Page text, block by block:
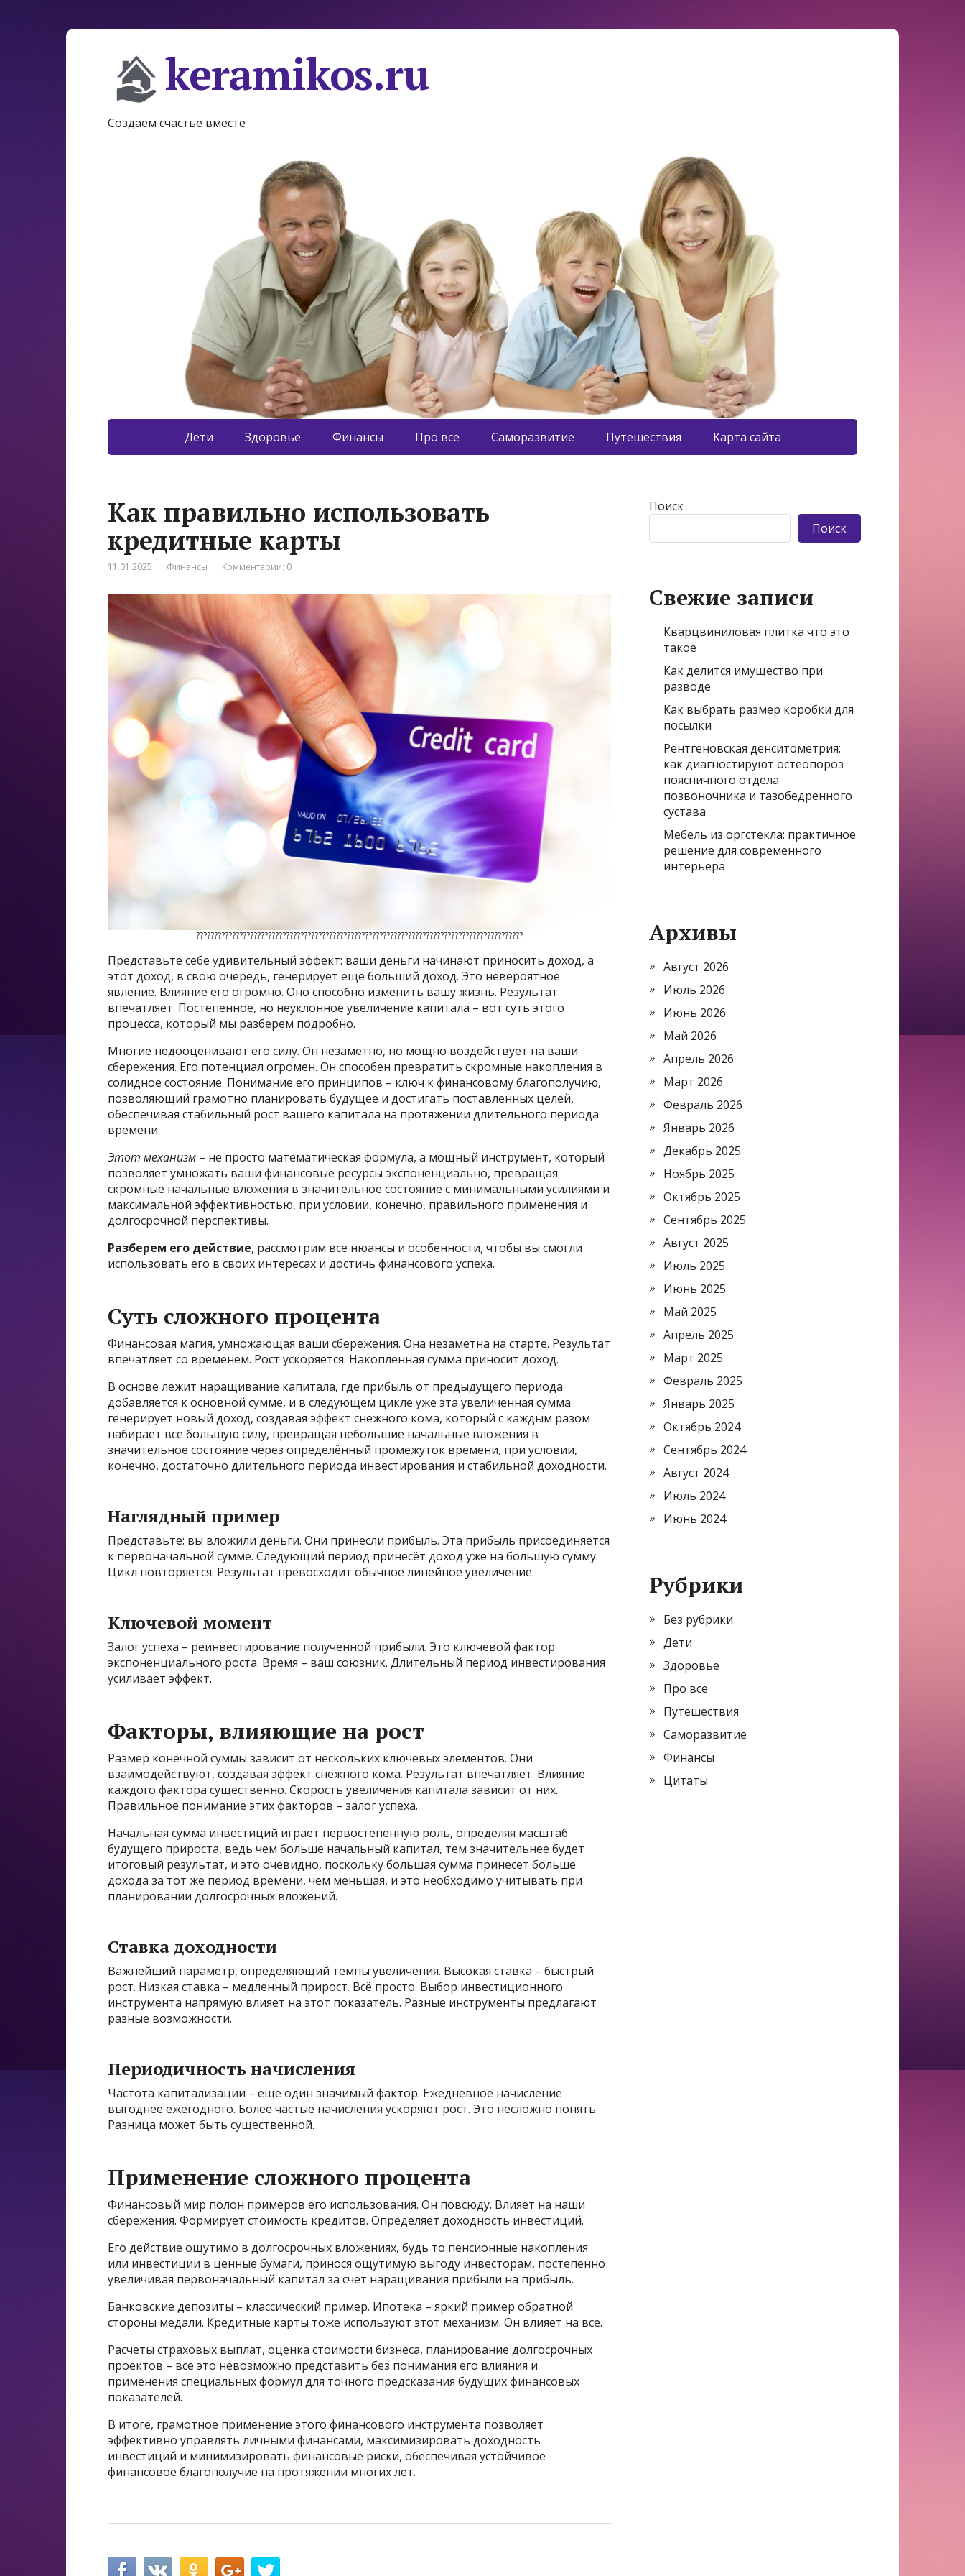
keramikos.ru
Создаем счастье вместе
Дети Здоровье Финансы Про все Саморазвитие Путешествия Карта сайта
Как правильно использовать
кредитные карты
11.01.2025 Финансы Комментарии: 0
???????????????????????????????????????????????????????????????????????????????????????????
Представьте себе удивительный эффект: ваши деньги начинают приносить доход, а
этот доход, в свою очередь, генерирует ещё больший доход. Это невероятное
явление. Влияние его огромно. Оно способно изменить вашу жизнь. Результат
впечатляет. Постепенное, но неуклонное увеличение капитала – вот суть этого
процесса, который мы разберем подробно.
Многие недооценивают его силу. Он незаметно, но мощно воздействует на ваши
сбережения. Его потенциал огромен. Он способен превратить скромные накопления в
солидное состояние. Понимание его принципов – ключ к финансовому благополучию,
позволяющий грамотно планировать будущее и достигать поставленных целей,
обеспечивая стабильный рост вашего капитала на протяжении длительного периода
времени.
Этот механизм – не просто математическая формула, а мощный инструмент, который
позволяет умножать ваши финансовые ресурсы экспоненциально, превращая
скромные начальные вложения в значительное состояние с минимальными усилиями и
максимальной эффективностью, при условии, конечно, правильного применения и
долгосрочной перспективы.
Разберем его действие, рассмотрим все нюансы и особенности, чтобы вы смогли
использовать его в своих интересах и достичь финансового успеха.
Суть сложного процента
Финансовая магия, умножающая ваши сбережения. Она незаметна на старте. Результат
впечатляет со временем. Рост ускоряется. Накопленная сумма приносит доход.
В основе лежит наращивание капитала, где прибыль от предыдущего периода
добавляется к основной сумме, и в следующем цикле уже эта увеличенная сумма
генерирует новый доход, создавая эффект снежного кома, который с каждым разом
набирает всё большую силу, превращая небольшие начальные вложения в
значительное состояние через определённый промежуток времени, при условии,
конечно, достаточно длительного периода инвестирования и стабильной доходности.
Наглядный пример
Представьте: вы вложили деньги. Они принесли прибыль. Эта прибыль присоединяется
к первоначальной сумме. Следующий период принесёт доход уже на большую сумму.
Цикл повторяется. Результат превосходит обычное линейное увеличение.
Ключевой момент
Залог успеха – реинвестирование полученной прибыли. Это ключевой фактор
экспоненциального роста. Время – ваш союзник. Длительный период инвестирования
усиливает эффект.
Факторы, влияющие на рост
Размер конечной суммы зависит от нескольких ключевых элементов. Они
взаимодействуют, создавая эффект снежного кома. Результат впечатляет. Влияние
каждого фактора существенно. Скорость увеличения капитала зависит от них.
Правильное понимание этих факторов – залог успеха.
Начальная сумма инвестиций играет первостепенную роль, определяя масштаб
будущего прироста, ведь чем больше начальный капитал, тем значительнее будет
итоговый результат, и это очевидно, поскольку большая сумма принесет больше
дохода за тот же период времени, чем меньшая, и это необходимо учитывать при
планировании долгосрочных вложений.
Ставка доходности
Важнейший параметр, определяющий темпы увеличения. Высокая ставка – быстрый
рост. Низкая ставка – медленный прирост. Всё просто. Выбор инвестиционного
инструмента напрямую влияет на этот показатель. Разные инструменты предлагают
разные возможности.
Периодичность начисления
Частота капитализации – ещё один значимый фактор. Ежедневное начисление
выгоднее ежегодного. Более частые начисления ускоряют рост. Это несложно понять.
Разница может быть существенной.
Применение сложного процента
Финансовый мир полон примеров его использования. Он повсюду. Влияет на наши
сбережения. Формирует стоимость кредитов. Определяет доходность инвестиций.
Его действие ощутимо в долгосрочных вложениях, будь то пенсионные накопления
или инвестиции в ценные бумаги, принося ощутимую выгоду инвесторам, постепенно
увеличивая первоначальный капитал за счет наращивания прибыли на прибыль.
Банковские депозиты – классический пример. Ипотека – яркий пример обратной
стороны медали. Кредитные карты тоже используют этот механизм. Он влияет на все.
Расчеты страховых выплат, оценка стоимости бизнеса, планирование долгосрочных
проектов – все это невозможно представить без понимания его влияния и
применения специальных формул для точного предсказания будущих финансовых
показателей.
В итоге, грамотное применение этого финансового инструмента позволяет
эффективно управлять личными финансами, максимизировать доходность
инвестиций и минимизировать финансовые риски, обеспечивая устойчивое
финансовое благополучие на протяжении многих лет.
Поиск
Поиск
Свежие записи
Кварцвиниловая плитка что это
такое
Как делится имущество при
разводе
Как выбрать размер коробки для
посылки
Рентгеновская денситометрия:
как диагностируют остеопороз
поясничного отдела
позвоночника и тазобедренного
сустава
Мебель из оргстекла: практичное
решение для современного
интерьера
Архивы
Август 2026
Июль 2026
Июнь 2026
Май 2026
Апрель 2026
Март 2026
Февраль 2026
Январь 2026
Декабрь 2025
Ноябрь 2025
Октябрь 2025
Сентябрь 2025
Август 2025
Июль 2025
Июнь 2025
Май 2025
Апрель 2025
Март 2025
Февраль 2025
Январь 2025
Октябрь 2024
Сентябрь 2024
Август 2024
Июль 2024
Июнь 2024
Рубрики
Без рубрики
Дети
Здоровье
Про все
Путешествия
Саморазвитие
Финансы
Цитаты